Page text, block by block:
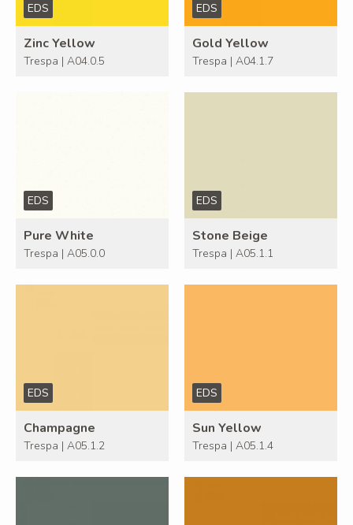
EDS
Zinc Yellow
Trespa | A04.0.5
EDS
Gold Yellow
Trespa | A04.1.7
EDS
Pure White
Trespa | A05.0.0
EDS
Stone Beige
Trespa | A05.1.1
EDS
Champagne
Trespa | A05.1.2
EDS
Sun Yellow
Trespa | A05.1.4